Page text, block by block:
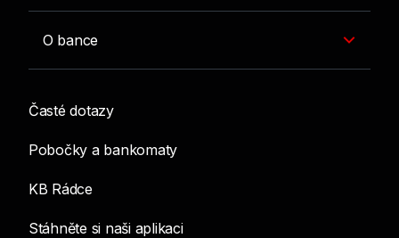
O bance
Časté dotazy
Pobočky a bankomaty
KB Rádce
Stáhněte si naši aplikaci